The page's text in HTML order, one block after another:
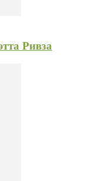
Ривза